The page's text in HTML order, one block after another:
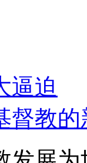
逼迫
教的